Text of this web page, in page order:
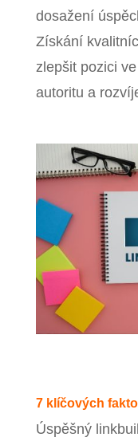
dosažení
Získání
zlepšit pozici
autoritu a
7 klíčových
Úspěšný